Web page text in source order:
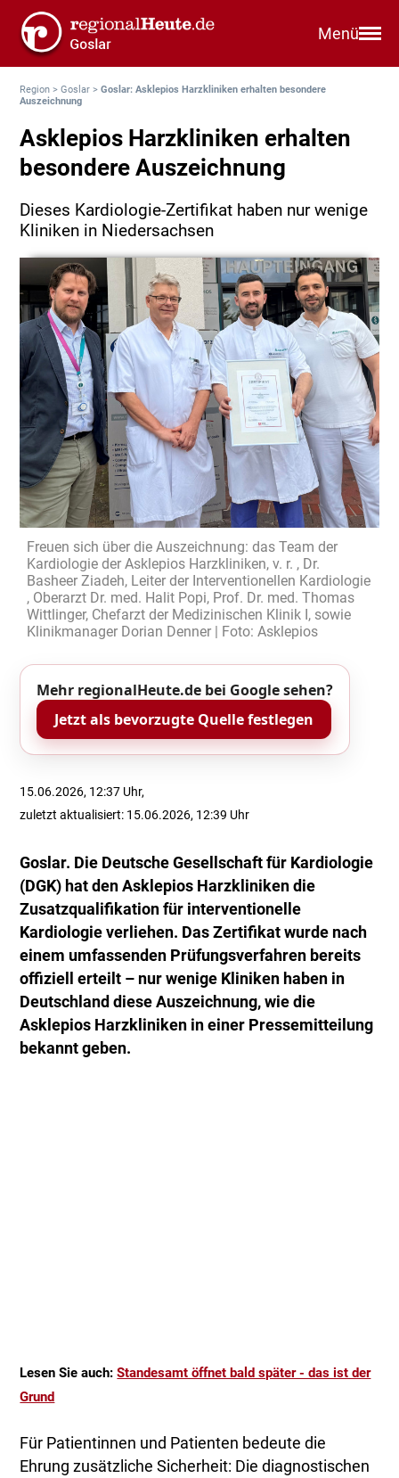
Menü
Region >Goslar >Goslar: Asklepios Harzkliniken erhalten besondere
Auszeichnung
Asklepios Harzkliniken erhalten
besondere Auszeichnung
Dieses Kardiologie-Zertifikat haben nur wenige
Kliniken in Niedersachsen
Freuen sich über die Auszeichnung: das Team der
Kardiologie der Asklepios Harzkliniken, v. r. , Dr.
Basheer Ziadeh, Leiter der Interventionellen Kardiologie
, Oberarzt Dr. med. Halit Popi, Prof. Dr. med. Thomas
Wittlinger, Chefarzt der Medizinischen Klinik I, sowie
Klinikmanager Dorian Denner | Foto: Asklepios
Mehr regionalHeute.de bei Google sehen?
Jetzt als bevorzugte Quelle festlegen
15.06.2026, 12:37 Uhr,
zuletzt aktualisiert: 15.06.2026, 12:39 Uhr
Goslar. Die Deutsche Gesellschaft für Kardiologie
(DGK) hat den Asklepios Harzkliniken die
Zusatzqualifikation für interventionelle
Kardiologie verliehen. Das Zertifikat wurde nach
einem umfassenden Prüfungsverfahren bereits
offiziell erteilt – nur wenige Kliniken haben in
Deutschland diese Auszeichnung, wie die
Asklepios Harzkliniken in einer Pressemitteilung
bekannt geben.
Lesen Sie auch:Standesamt öffnet bald später - das ist der
Grund
Für Patientinnen und Patienten bedeute die
Ehrung zusätzliche Sicherheit: Die diagnostischen